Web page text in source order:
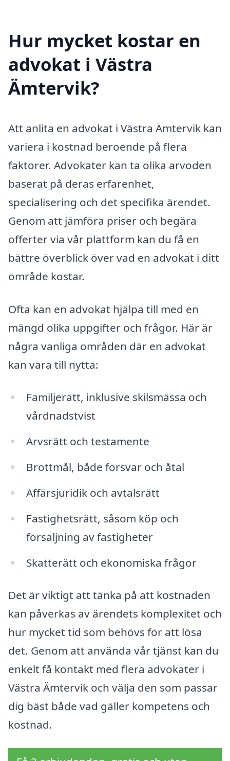
Hur mycket kostar en
advokat i Västra
Ämtervik?
Att anlita en advokat i Västra Ämtervik kan
variera i kostnad beroende på flera
faktorer. Advokater kan ta olika arvoden
baserat på deras erfarenhet,
specialisering och det specifika ärendet.
Genom att jämföra priser och begära
offerter via vår plattform kan du få en
bättre överblick över vad en advokat i ditt
område kostar.
Ofta kan en advokat hjälpa till med en
mängd olika uppgifter och frågor. Här är
några vanliga områden där en advokat
kan vara till nytta:
Familjerätt, inklusive skilsmässa och
vårdnadstvist
Arvsrätt och testamente
Brottmål, både försvar och åtal
Affärsjuridik och avtalsrätt
Fastighetsrätt, såsom köp och
försäljning av fastigheter
Skatterätt och ekonomiska frågor
Det är viktigt att tänka på att kostnaden
kan påverkas av ärendets komplexitet och
hur mycket tid som behövs för att lösa
det. Genom att använda vår tjänst kan du
enkelt få kontakt med flera advokater i
Västra Ämtervik och välja den som passar
dig bäst både vad gäller kompetens och
kostnad.